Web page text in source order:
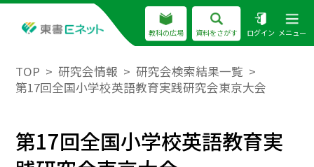
教科の広場 資料をさがす ログイン メニュー
TOP 研究会情報
研究会検索結果一覧
第17回全国小学校英語教育実践研究会東京大会
第17回全国小学校英語教育実